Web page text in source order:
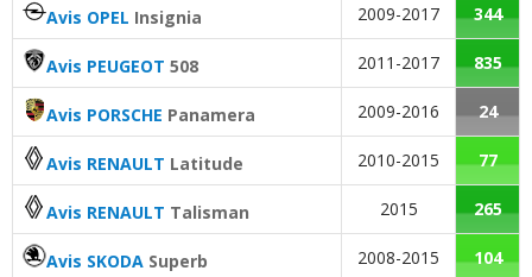
Avis OPEL Insignia 2009-2017 344
Avis PEUGEOT 508 2011-2017 835
Avis PORSCHE Panamera 2009-2016 24
Avis RENAULT Latitude 2010-2015 77
Avis RENAULT Talisman 2015 265
Avis SKODA Superb 2008-2015 104